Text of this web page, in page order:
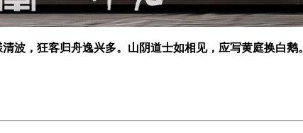
波，狂客归舟逸兴多。山阴道士如相见，应写黄庭换白鹅。